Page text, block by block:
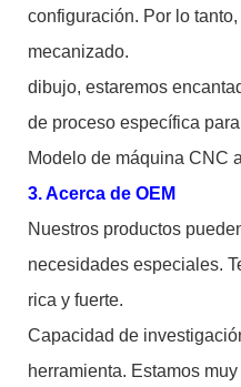
configuración. Por lo
mecanizado.
dibujo, estaremos
de proceso específica
Modelo de máquina CNC
3. Acerca de OEM
Nuestros productos
necesidades especiales.
rica y fuerte.
Capacidad de
herramienta. Estamos